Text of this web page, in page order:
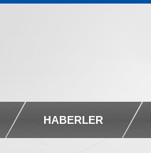
HABERLER